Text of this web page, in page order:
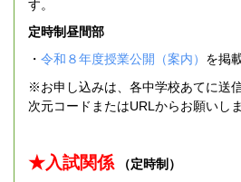
す。
定時制昼間部
・ 令和８年度授業公開（案内） を掲
※お申し込みは、各中学校あてに送
次元コードまたはURLからお願いし
★入試関係（定時制）